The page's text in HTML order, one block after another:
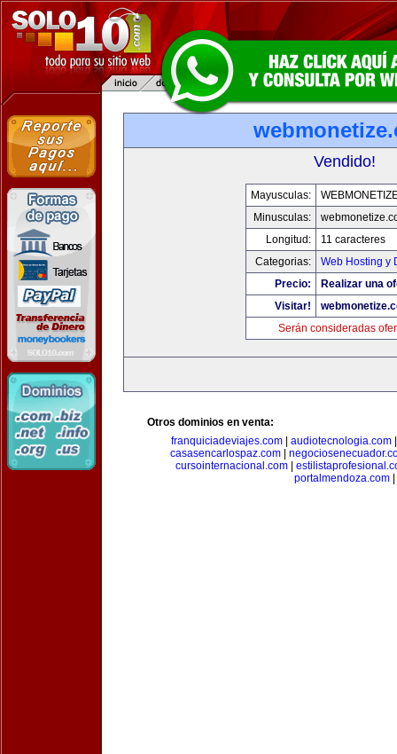
Vendido!
Mayusculas:
Minusculas:
Longitud:
11 caracteres
Categorias:
Web Hosting y
Precio:
Realizar una
Visitar!
Serán consideradas
Otros dominios en venta:
franquiciadeviajes.com| audiotecnologia.com
casasencarlospaz.com|
cursointernacional.com|
portalmendoza.com